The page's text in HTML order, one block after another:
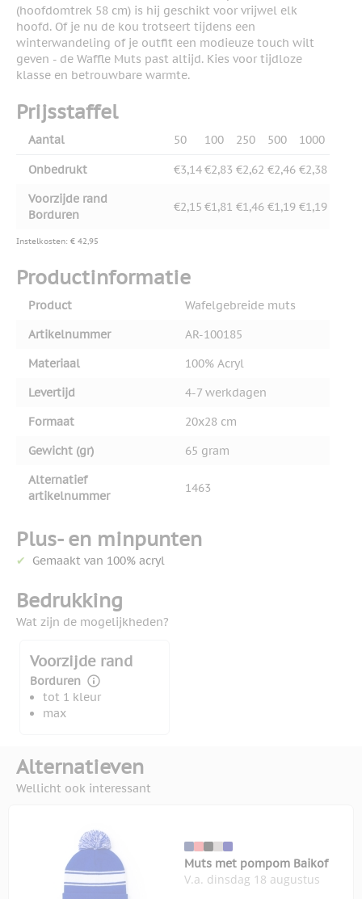
(hoofdomtrek 58 cm) is hij geschikt voor vrijwel elk
hoofd. Of je nu de kou trotseert tijdens een
winterwandeling of je outfit een modieuze touch wilt
geven - de Waffle Muts past altijd. Kies voor tijdloze
klasse en betrouwbare warmte.
Prijsstaffel
Aantal 50 100 250 500 1000
Onbedrukt €3,14€2,83 €2,62 €2,46 €2,38
Voorzijde rand
Borduren
€2,15 €1,81 €1,46 €1,19 €1,19
Instelkosten: € 42,95
Productinformatie
Product
Wafelgebreide muts
Artikelnummer
AR-100185
Materiaal
100% Acryl
Levertijd
4-7 werkdagen
Formaat
20x28 cm
Gewicht (gr)
65 gram
Alternatief
artikelnummer
1463
Plus- en minpunten
Gemaakt van 100% acryl
Bedrukking
Wat zijn de mogelijkheden?
Voorzijde rand
Borduren
tot 1 kleur
max
Alternatieven
Wellicht ook interessant
Muts met pompom Baikof
V.a. dinsdag 18 augustus